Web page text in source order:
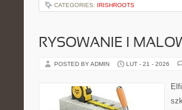
CATEGORIES: IRISHROOTS
RYSOWANIE I
POSTED BY ADMIN LUT - 21 - 2026